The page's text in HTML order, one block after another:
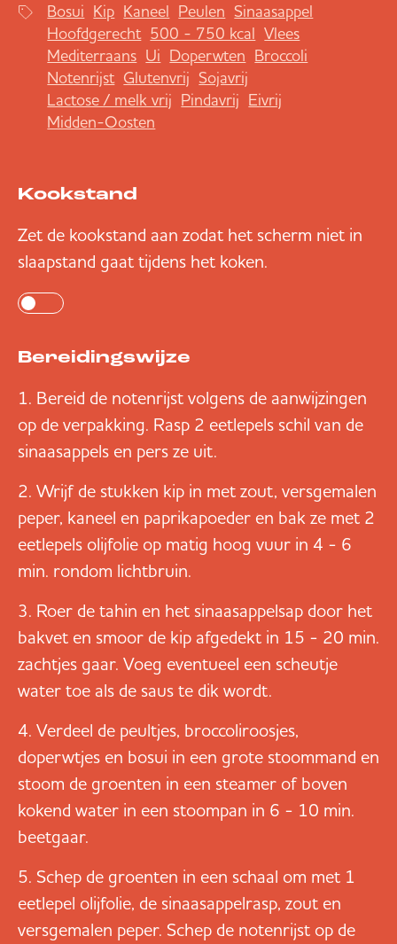
Bosui Kip Kaneel Peulen Sinaasappel
Hoofdgerecht 500 - 750 kcal Vlees
Mediterraans Ui Doperwten Broccoli
Notenrijst Glutenvrij Sojavrij
Lactose / melk vrij Pindavrij Eivrij
Midden-Oosten
Kookstand
Zet de kookstand aan zodat het scherm niet in
slaapstand gaat tijdens het koken.
Bereidingswijze
Bereid de notenrijst volgens de aanwijzingen
op de verpakking. Rasp 2 eetlepels schil van de
sinaasappels en pers ze uit.
Wrijf de stukken kip in met zout, versgemalen
peper, kaneel en paprikapoeder en bak ze met 2
eetlepels olijfolie op matig hoog vuur in 4 - 6
min. rondom lichtbruin.
Roer de tahin en het sinaasappelsap door het
bakvet en smoor de kip afgedekt in 15 - 20 min.
zachtjes gaar. Voeg eventueel een scheutje
water toe als de saus te dik wordt.
Verdeel de peultjes, broccoliroosjes,
doperwtjes en bosui in een grote stoommand en
stoom de groenten in een steamer of boven
kokend water in een stoompan in 6 - 10 min.
beetgaar.
Schep de groenten in een schaal om met 1
eetlepel olijfolie, de sinaasappelrasp, zout en
versgemalen peper. Schep de notenrijst op de